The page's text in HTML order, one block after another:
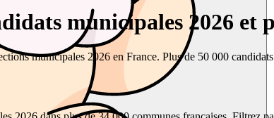
municipales 2026 et
municipales 2026 en France. Plus de 50 000